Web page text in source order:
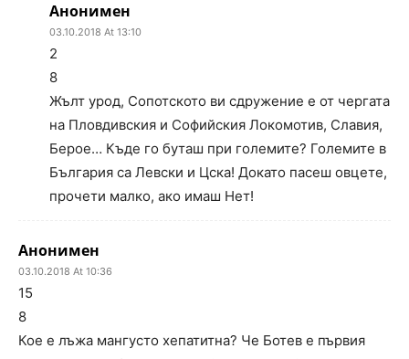
Анонимен
03.10.2018 At 13:10
2
8
Жълт урод, Сопотското ви сдружение е от чергата
на Пловдивския и Софийския Локомотив, Славия,
Берое… Къде го буташ при големите? Големите в
България са Левски и Цска! Докато пасеш овцете,
прочети малко, ако имаш Нет!
Анонимен
03.10.2018 At 10:36
15
8
Кое е лъжа мангусто хепатитна? Че Ботев е първия